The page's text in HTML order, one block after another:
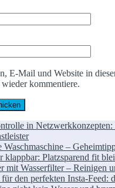
E-Mail und Website in
kommentiere.
in
Waschmaschine –
klappbar: Platzsparend fit
mit Wasserfilter – Reinigen
den perfekten Insta-Feed: